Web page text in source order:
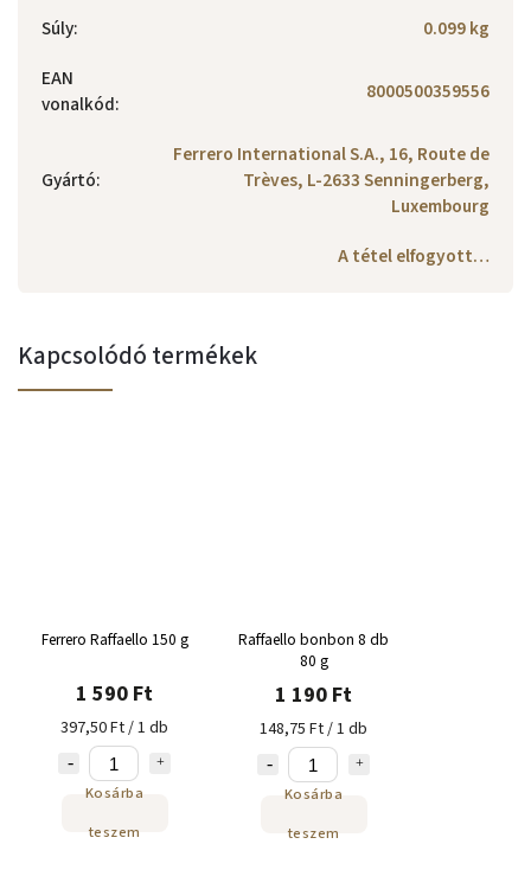
Súly:
0.099 kg
EAN
vonalkód: 8000500359556
Gyártó:
Ferrero International S.A., 16, Route de
Trèves, L-2633 Senningerberg,
Luxembourg
A tétel elfogyott…
Kapcsolódó termékek
Ferrero Raffaello 150 g
1 590 Ft
397,50 Ft / 1 db
Kosárba
teszem
Raffaello bonbon 8 db
80 g
1 190 Ft
148,75 Ft / 1 db
Kosárba
teszem